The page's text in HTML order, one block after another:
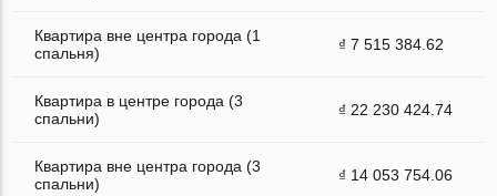
Квартира вне центра города (1
спальня)
₫ 7 515 384.62
Квартира в центре города (3
спальни)
₫ 22 230 424.74
Квартира вне центра города (3
спальни)
₫ 14 053 754.06